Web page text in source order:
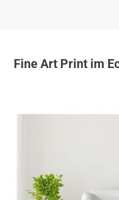
Fine Art Print im